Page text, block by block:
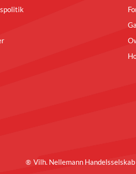
® Vilh. Nellemann